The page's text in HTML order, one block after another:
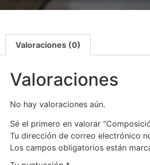
Valoraciones (0)
Valoraciones
No hay valoraciones aún.
Sé el primero en valorar
Tu dirección de correo electrónico
Los campos obligatorios están